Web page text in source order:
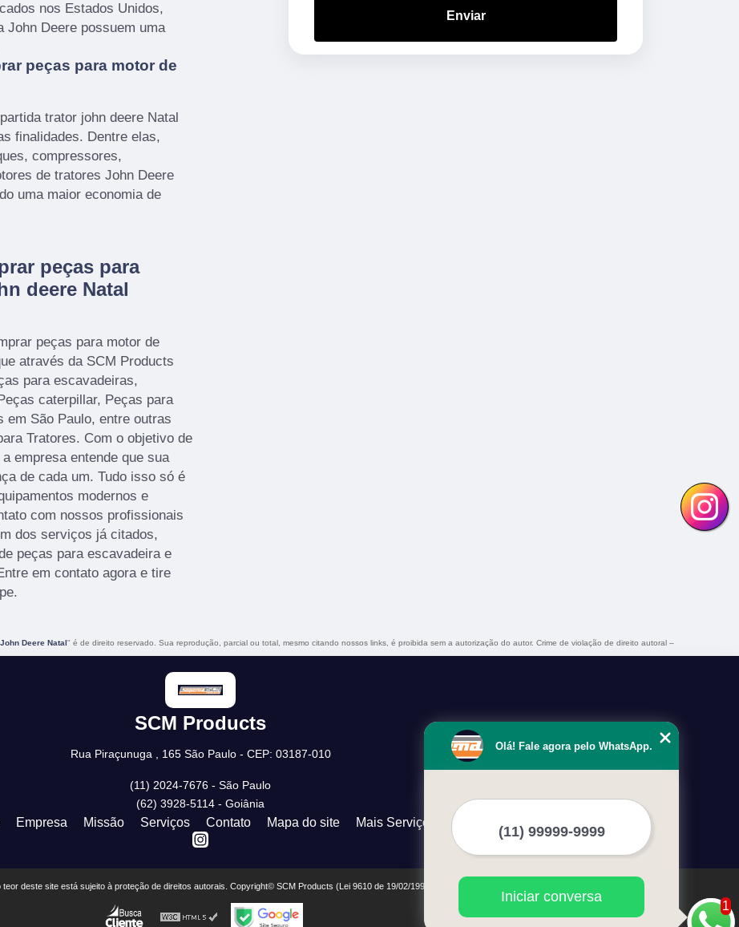
nos Estados Unidos,
John Deere possuem uma
peças para motor de
trator john deere Natal
finalidades. Dentre elas,
compressores,
de tratores John Deere
uma maior economia de
peças para
deere Natal
peças para motor de
através da SCM Products
para escavadeiras,
caterpillar, Peças para
em São Paulo, entre outras
Tratores. Com o objetivo de
empresa entende que sua
de cada um. Tudo isso só é
modernos e
com nossos profissionais
dos serviços já citados,
peças para escavadeira e
em contato agora e tire
Enviar
Deere Natal" é de direito reservado. Sua reprodução, parcial ou total, mesmo citando nossos links, é proibida sem a autorização do autor. Crime de violação de direito autoral –
SCM Products
Rua Piraçunuga , 165 São Paulo - CEP: 03187-010
(11) 2024-7676 - São Paulo
(62) 3928-5114 - Goiânia
Empresa Missão Serviços Contato Mapa do site Mais Serviços
teor deste site está sujeito à proteção de direitos autorais. Copyright© SCM Products (Lei 9610 de 19/02/1998)
1
Olá! Fale agora pelo WhatsApp.
Iniciar conversa